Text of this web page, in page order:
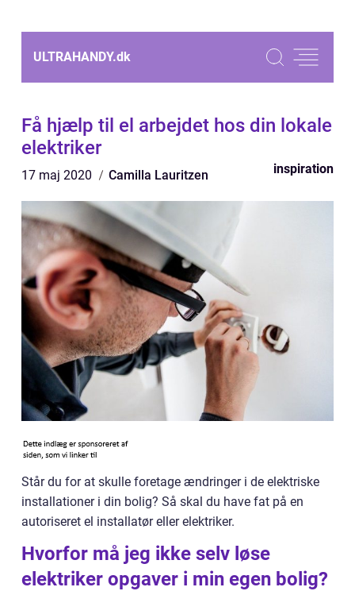
ULTRAHANDY.dk
Få hjælp til el arbejdet hos din lokale
elektriker
17 maj 2020 Camilla Lauritzen inspiration
Står du for at skulle foretage ændringer i de elektriske
installationer i din bolig? Så skal du have fat på en
autoriseret el installatør eller elektriker.
Hvorfor må jeg ikke selv løse
elektriker opgaver i min egen bolig?